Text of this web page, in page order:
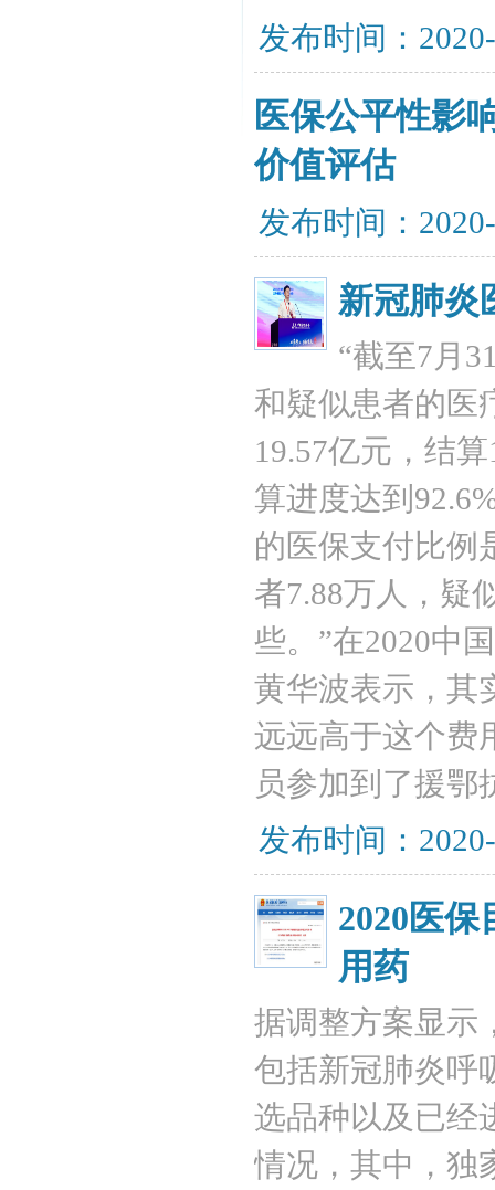
发布时间：
医保公平性影
价值评估
发布时间：
新冠肺炎
“截至7月
和疑似患者的医
19.57亿元，结
算进度达到
的医保支付比例
者7.88万人，疑
些。”在2020中
黄华波表示，其
远远高于这个费
员参加到了援鄂
发布时间：
2020医
用药
据调整方案显示
包括新冠肺炎呼
选品种以及已经
情况，其中，独